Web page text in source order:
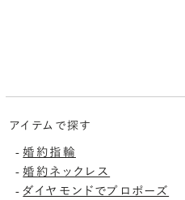
アイテムで探す
-婚約指輪
-婚約ネックレス
-ダイヤモンドでプロポーズ